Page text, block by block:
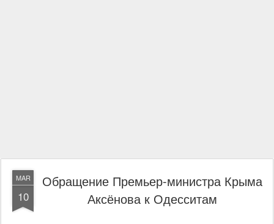
MAR
10
Обращение Премьер-министра Крыма
Аксёнова к Одесситам